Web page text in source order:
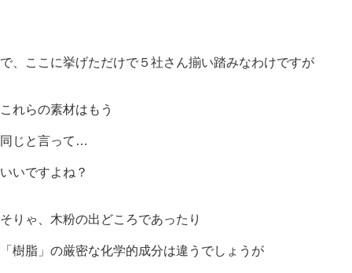
で、ここに挙げただけで５社さん揃い踏みなわけですが
これらの素材はもう
同じと言って…
いいですよね？
そりゃ、木粉の出どころであったり
「樹脂」の厳密な化学的成分は違うでしょうが